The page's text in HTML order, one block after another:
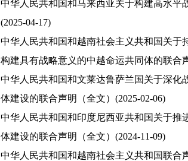
中华人民共和国和马来西亚关于构建高水平
(2025-04-17)
中华人民共和国和越南社会主义共和国关于
构建具有战略意义的中越命运共同体的联合
中华人民共和国和文莱达鲁萨兰国关于深化
体建设的联合声明（全文） (2025-02-06)
中华人民共和国和印度尼西亚共和国关于推
体建设的联合声明（全文） (2024-11-09)
中华人民共和国和越南社会主义共和国联合